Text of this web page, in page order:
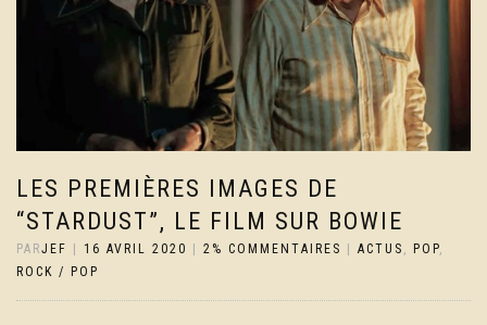
LES PREMIÈRES IMAGES DE
“STARDUST”, LE FILM SUR BOWIE
PARJEF | 16 AVRIL 2020 | 2% COMMENTAIRES | ACTUS POP
ROCK / POP